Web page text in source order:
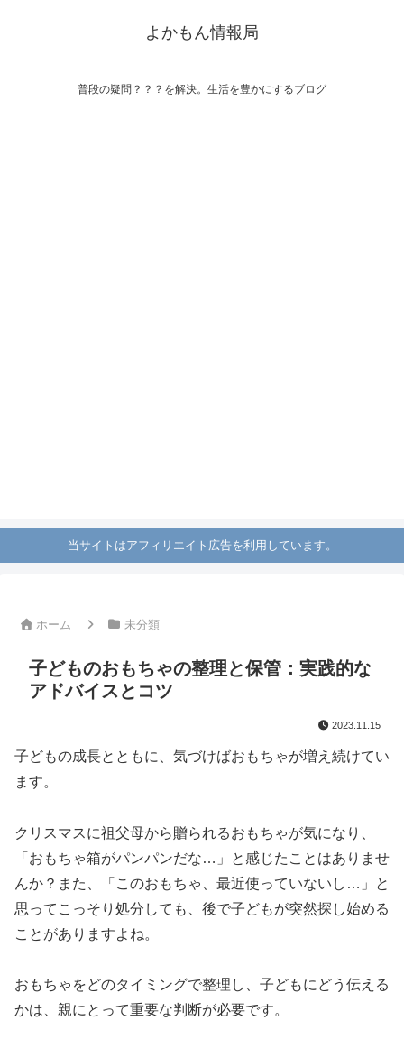
よかもん情報局
普段の疑問？？？を解決。生活を豊かにするブログ
当サイトはアフィリエイト広告を利用しています。
ホーム 未分類
子どものおもちゃの整理と保管：実践的な
アドバイスとコツ
2023.11.15
子どもの成長とともに、気づけばおもちゃが増え続けてい
ます。
クリスマスに祖父母から贈られるおもちゃが気になり、
「おもちゃ箱がパンパンだな…」と感じたことはありませ
んか？また、「このおもちゃ、最近使っていないし…」と
思ってこっそり処分しても、後で子どもが突然探し始める
ことがありますよね。
おもちゃをどのタイミングで整理し、子どもにどう伝える
かは、親にとって重要な判断が必要です。